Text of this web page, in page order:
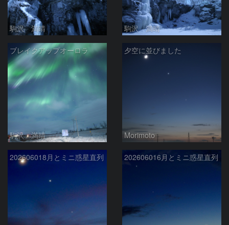
駒沢 満晴 駒沢 満晴
ブレイクアップオーロラ
駒沢 満晴
夕空に並びました
Morimoto
202606018月とミニ惑星直列 202606016月とミニ惑星直列